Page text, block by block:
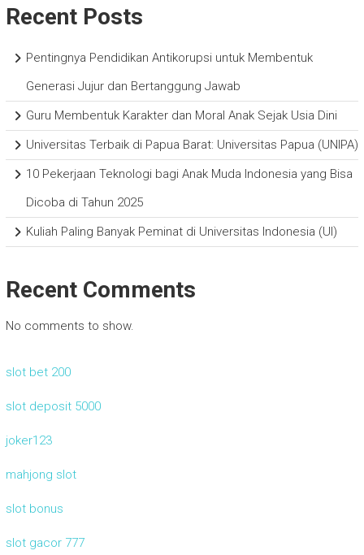
Recent Posts
Pentingnya Pendidikan Antikorupsi untuk Membentuk
Generasi Jujur dan Bertanggung Jawab
Guru Membentuk Karakter dan Moral Anak Sejak Usia Dini
Universitas Terbaik di Papua Barat: Universitas Papua (UNIPA)
10 Pekerjaan Teknologi bagi Anak Muda Indonesia yang Bisa
Dicoba di Tahun 2025
Kuliah Paling Banyak Peminat di Universitas Indonesia (UI)
Recent Comments
No comments to show.
slot bet 200
slot deposit 5000
joker123
mahjong slot
slot bonus
slot gacor 777